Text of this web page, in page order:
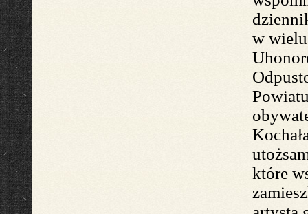
w wie
Kocha
które